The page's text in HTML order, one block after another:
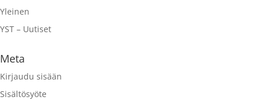
Yleinen
YST – Uutiset
Meta
Kirjaudu sisään
Sisältösyöte